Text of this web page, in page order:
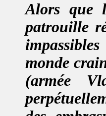
Alors que
patrouille
monde
(armée